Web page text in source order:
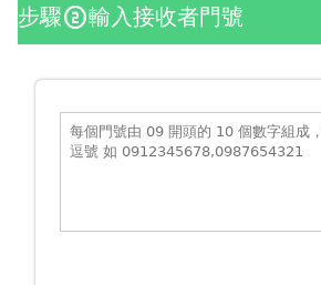
步驟counter_2輸入接收者門號